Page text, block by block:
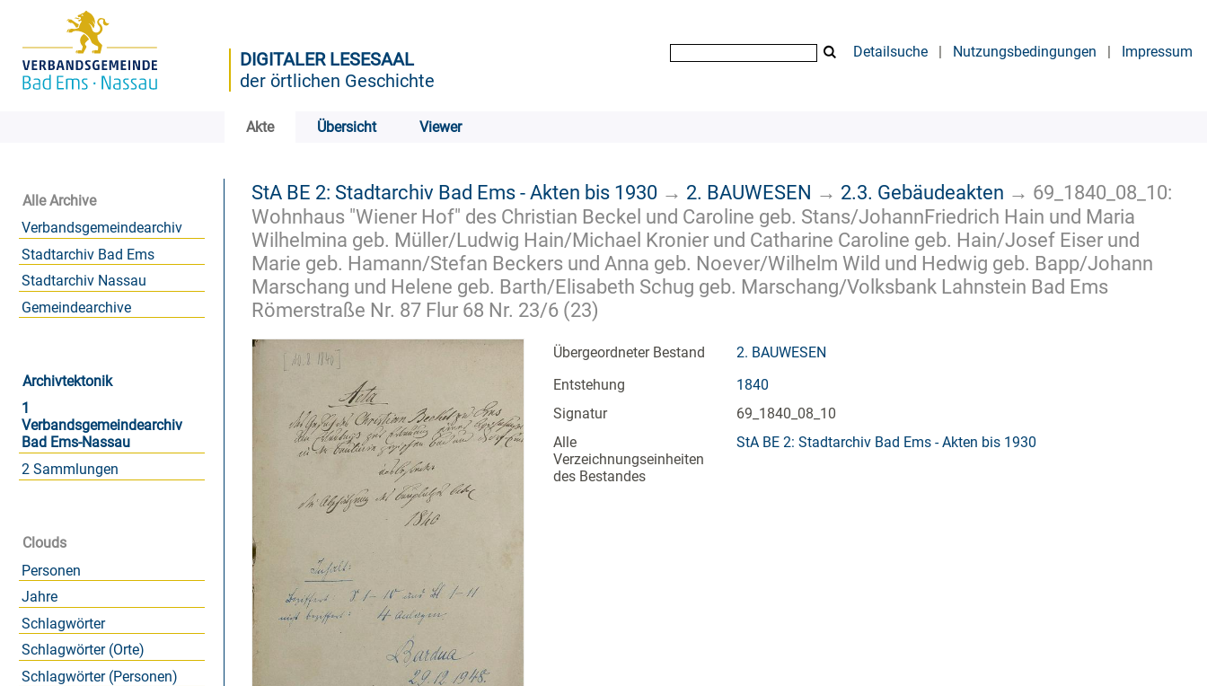
DIGITALER LESESAAL
der örtlichen Geschichte
Detailsuche | Nutzungsbedingungen | Impressum
Akte Übersicht Viewer
Alle Archive
Verbandsgemeindearchiv
Stadtarchiv Bad Ems
Stadtarchiv Nassau
Gemeindearchive
Archivtektonik
1
Verbandsgemeindearchiv
Bad Ems-Nassau
2 Sammlungen
Clouds
Personen
Jahre
Schlagwörter
Schlagwörter (Orte)
Schlagwörter (Personen)
StA BE 2: Stadtarchiv Bad Ems - Akten bis 1930 → 2. BAUWESEN → 2.3. Gebäudeakten → 69_1840_08_10:
Wohnhaus "Wiener Hof" des Christian Beckel und Caroline geb. Stans/JohannFriedrich Hain und Maria
Wilhelmina geb. Müller/Ludwig Hain/Michael Kronier und Catharine Caroline geb. Hain/Josef Eiser und
Marie geb. Hamann/Stefan Beckers und Anna geb. Noever/Wilhelm Wild und Hedwig geb. Bapp/Johann
Marschang und Helene geb. Barth/Elisabeth Schug geb. Marschang/Volksbank Lahnstein Bad Ems
Römerstraße Nr. 87 Flur 68 Nr. 23/6 (23)
Übergeordneter Bestand
2. BAUWESEN
Entstehung
1840
Signatur
69_1840_08_10
Alle
Verzeichnungseinheiten
des Bestandes
StA BE 2: Stadtarchiv Bad Ems - Akten bis 1930